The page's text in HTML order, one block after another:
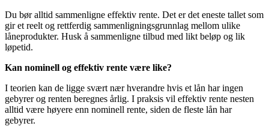
Du bør alltid sammenligne effektiv rente. Det er det eneste tallet som
gir et reelt og rettferdig sammenligningsgrunnlag mellom ulike
låneprodukter. Husk å sammenligne tilbud med likt beløp og lik
løpetid.
Kan nominell og effektiv rente være like?
I teorien kan de ligge svært nær hverandre hvis et lån har ingen
gebyrer og renten beregnes årlig. I praksis vil effektiv rente nesten
alltid være høyere enn nominell rente, siden de fleste lån har
gebyrer.